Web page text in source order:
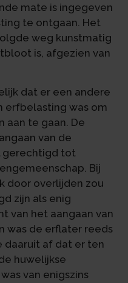
mate is ingegeven
te ontgaan. Het
weg kunstmatig
is, afgezien van
dat er een andere
erfbelasting was om
aan te gaan. De
van de
gerechtigd tot
Bij
door overlijden zou
zijn als enig
van het aangaan van
was de erflater reeds
daaruit af dat er ten
huwelijkse
van enigszins